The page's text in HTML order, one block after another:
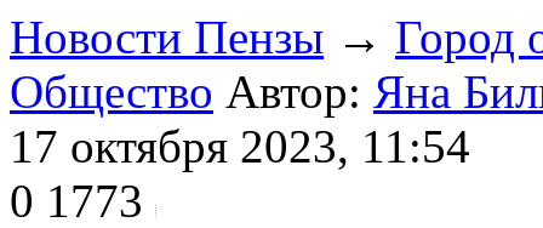
Новости Пензы → Город
Общество Автор: Яна
17 октября 2023, 11:54
0 1773